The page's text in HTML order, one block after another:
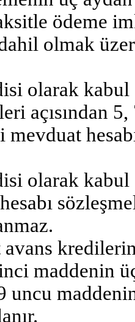
ödeme
olmak
olarak
açısından
mevduat
olarak kabul
maddenin
uncu